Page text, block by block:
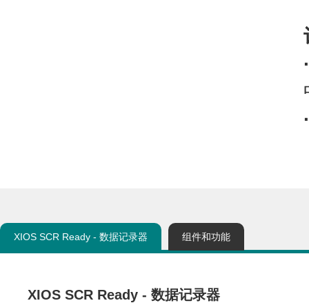
XIOS SCR Ready - 数据记录器 组件和功能
XIOS SCR Ready - 数据记录器